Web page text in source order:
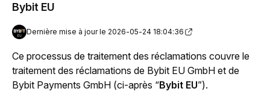
Bybit EU
Dernière mise à jour le 2026-05-24 18:04:36
Ce processus de traitement des réclamations couvre le
traitement des réclamations de Bybit EU GmbH et de
Bybit Payments GmbH (ci-après “Bybit EU”).